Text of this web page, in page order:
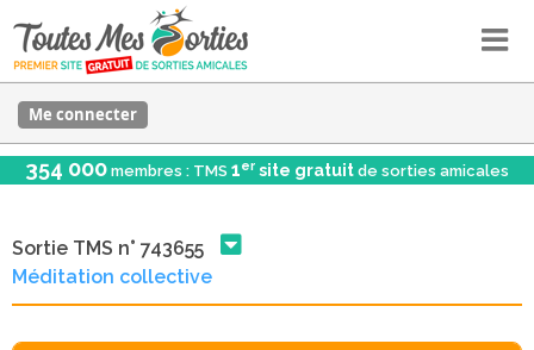
Me connecter
354 000 membres : TMS 1er site gratuit de sorties amicales
Sortie TMS n° 743655
Méditation collective